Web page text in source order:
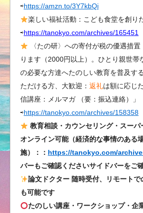
木
染
／
曜
も
の
づ
く
り
研
は
⇨https://amzn.to/3Y7kbQi
楽しい福祉活動：こども食堂を創り
⇨https://tanokyo.com/archives/165451
〈たの研〉への寄付が税の優遇措
ります（2000円以上）。ひとり親世帯
の必要な方達へたのしい教育を普及す
ただける方、大歓迎： 返礼は額に応じ
信講座：メルマガ （要：振込連絡）」
⇨https://tanokyo.com/archives/158358
教育相談・カウンセリング・スーパ
オンライン可能（経済的な事情のある
施）：： https://tanokyo.com/
バーもご確認くださいサイドバーをご
論文ドクター 随時受付、リモートで
も可能です
たのしい講座・ワークショップ・企